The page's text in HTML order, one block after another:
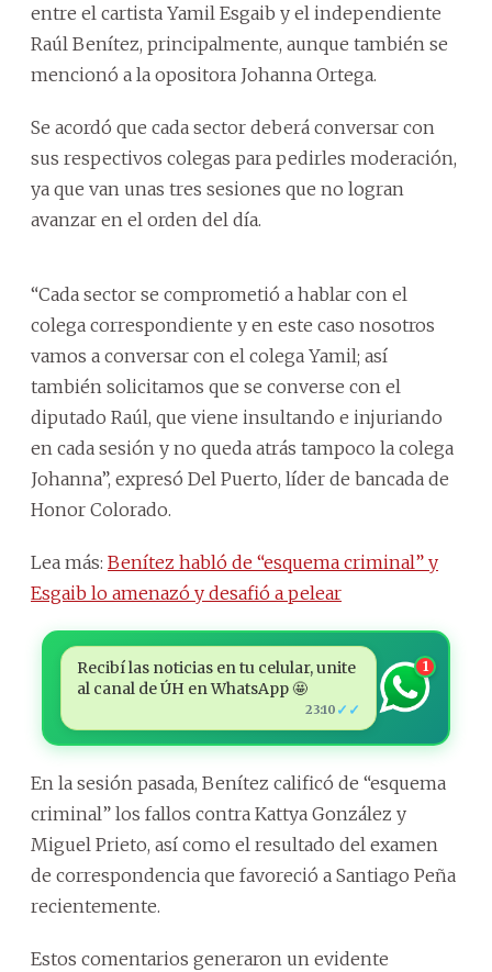
entre el cartista Yamil Esgaib y el independiente
Raúl Benítez, principalmente, aunque también se
mencionó a la opositora Johanna Ortega.
Se acordó que cada sector deberá conversar con
sus respectivos colegas para pedirles moderación,
ya que van unas tres sesiones que no logran
avanzar en el orden del día.
“Cada sector se comprometió a hablar con el
colega correspondiente y en este caso nosotros
vamos a conversar con el colega Yamil; así
también solicitamos que se converse con el
diputado Raúl, que viene insultando e injuriando
en cada sesión y no queda atrás tampoco la colega
Johanna”, expresó Del Puerto, líder de bancada de
Honor Colorado.
Lea más: Benítez habló de “esquema criminal” y
Esgaib lo amenazó y desafió a pelear
Recibí las noticias en tu celular, unite
al canal de ÚH en WhatsApp 🤩
23:10 ✓✓
1
En la sesión pasada, Benítez calificó de “esquema
criminal” los fallos contra Kattya González y
Miguel Prieto, así como el resultado del examen
de correspondencia que favoreció a Santiago Peña
recientemente.
Estos comentarios generaron un evidente